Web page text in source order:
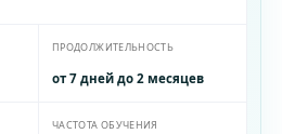
ПРОДОЛЖИТЕЛЬНОСТЬ
от 7 дней до 2 месяцев
ЧАСТОТА ОБУЧЕНИЯ